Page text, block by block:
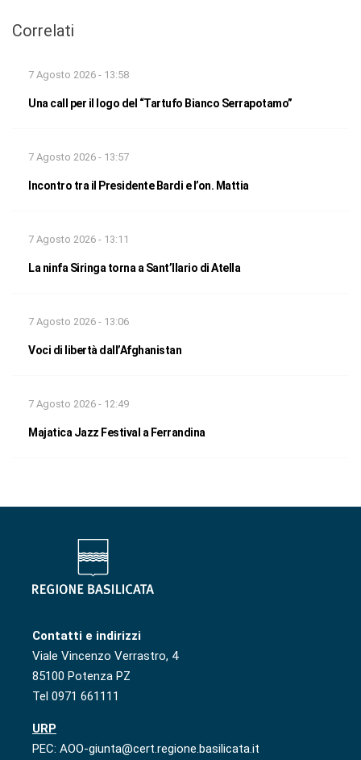
Correlati
7 Agosto 2026 - 13:58
Una call per il logo del “Tartufo Bianco Serrapotamo”
7 Agosto 2026 - 13:57
Incontro tra il Presidente Bardi e l’on. Mattia
7 Agosto 2026 - 13:11
La ninfa Siringa torna a Sant’Ilario di Atella
7 Agosto 2026 - 13:06
Voci di libertà dall’Afghanistan
7 Agosto 2026 - 12:49
Majatica Jazz Festival a Ferrandina
Contatti e indirizzi
Viale Vincenzo Verrastro, 4
85100 Potenza PZ
Tel 0971 661111
URP
PEC: AOO-giunta@cert.regione.basilicata.it